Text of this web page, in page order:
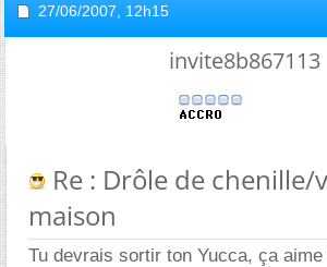
27/06/2007, 12h15
invite8b867113
Re : Drôle de chenille/
maison
Tu devrais sortir ton Yucca, ça